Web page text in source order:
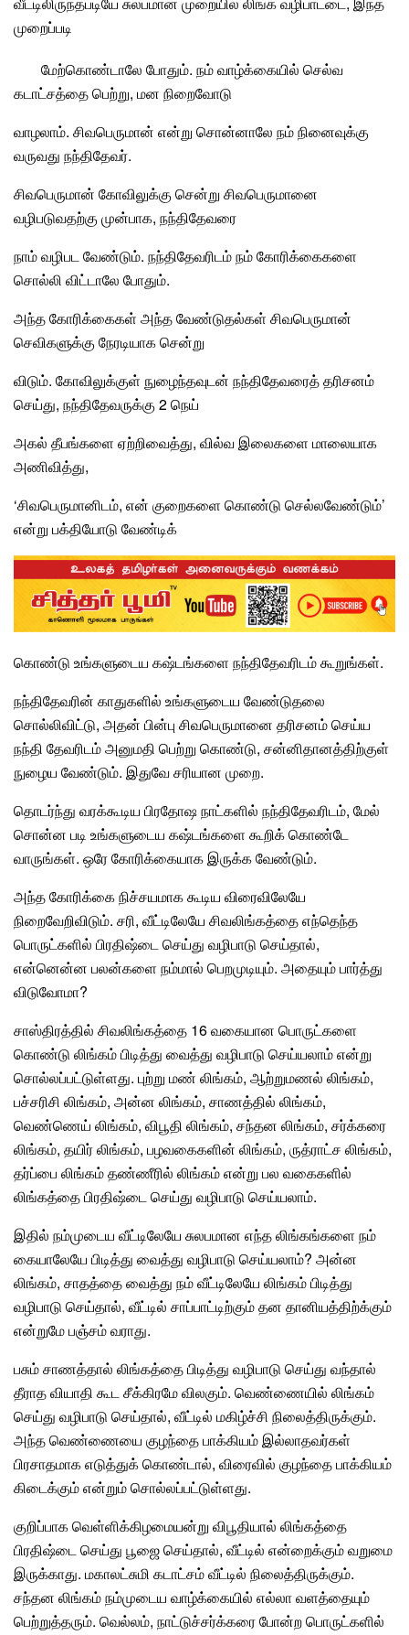
முறைப்படி
மேற்கொண்டாலே போதும். நம் வாழ்க்கையில் செல்வ
கடாட்சத்தை பெற்று, மன நிறைவோடு
வாழலாம். சிவபெருமான் என்று சொன்னாலே நம் நினைவுக்கு
வருவது நந்திதேவர்.
சிவபெருமான் கோவிலுக்கு சென்று சிவபெருமானை
வழிபடுவதற்கு முன்பாக, நந்திதேவரை
நாம் வழிபட வேண்டும். நந்திதேவரிடம் நம் கோரிக்கைகளை
சொல்லி விட்டாலே போதும்.
அந்த கோரிக்கைகள் அந்த வேண்டுதல்கள் சிவபெருமான்
செவிகளுக்கு நேரடியாக சென்று
விடும். கோவிலுக்குள் நுழைந்தவுடன் நந்திதேவரைத் தரிசனம்
செய்து, நந்திதேவருக்கு 2 நெய்
அகல் தீபங்களை ஏற்றிவைத்து, வில்வ இலைகளை மாலையாக
அணிவித்து,
‘சிவபெருமானிடம், என் குறைகளை கொண்டு செல்லவேண்டும்’
என்று பக்தியோடு வேண்டிக்
கொண்டு உங்களுடைய கஷ்டங்களை நந்திதேவரிடம் கூறுங்கள்.
நந்திதேவரின் காதுகளில் உங்களுடைய வேண்டுதலை
சொல்லிவிட்டு, அதன் பின்பு சிவபெருமானை தரிசனம் செய்ய
நந்தி தேவரிடம் அனுமதி பெற்று கொண்டு, சன்னிதானத்திற்குள்
நுழைய வேண்டும். இதுவே சரியான முறை.
தொடர்ந்து வரக்கூடிய பிரதோஷ நாட்களில் நந்திதேவரிடம், மேல்
சொன்ன படி உங்களுடைய கஷ்டங்களை கூறிக் கொண்டே
வாருங்கள். ஒரே கோரிக்கையாக இருக்க வேண்டும்.
அந்த கோரிக்கை நிச்சயமாக கூடிய விரைவிலேயே
நிறைவேறிவிடும். சரி, வீட்டிலேயே சிவலிங்கத்தை எந்தெந்த
பொருட்களில் பிரதிஷ்டை செய்து வழிபாடு செய்தால்,
என்னென்ன பலன்களை நம்மால் பெறமுடியும். அதையும் பார்த்து
விடுவோமா?
சாஸ்திரத்தில் சிவலிங்கத்தை 16 வகையான பொருட்களை
கொண்டு லிங்கம் பிடித்து வைத்து வழிபாடு செய்யலாம் என்று
சொல்லப்பட்டுள்ளது. புற்று மண் லிங்கம், ஆற்றுமணல் லிங்கம்,
பச்சரிசி லிங்கம், அன்ன லிங்கம், சாணத்தில் லிங்கம்,
வெண்ணெய் லிங்கம், விபூதி லிங்கம், சந்தன லிங்கம், சர்க்கரை
லிங்கம், தயிர் லிங்கம், பழவகைகளின் லிங்கம், ருத்ராட்ச லிங்கம்,
தர்ப்பை லிங்கம் தண்ணீரில் லிங்கம் என்று பல வகைகளில்
லிங்கத்தை பிரதிஷ்டை செய்து வழிபாடு செய்யலாம்.
இதில் நம்முடைய வீட்டிலேயே சுலபமான எந்த லிங்கங்களை நம்
கையாலேயே பிடித்து வைத்து வழிபாடு செய்யலாம்? அன்ன
லிங்கம், சாதத்தை வைத்து நம் வீட்டிலேயே லிங்கம் பிடித்து
வழிபாடு செய்தால், வீட்டில் சாப்பாட்டிற்கும் தன தானியத்திற்க்கும்
என்றுமே பஞ்சம் வராது.
பசும் சாணத்தால் லிங்கத்தை பிடித்து வழிபாடு செய்து வந்தால்
தீராத வியாதி கூட சீக்கிரமே விலகும். வெண்ணையில் லிங்கம்
செய்து வழிபாடு செய்தால், வீட்டில் மகிழ்ச்சி நிலைத்திருக்கும்.
அந்த வெண்ணையை குழந்தை பாக்கியம்இல்லாதவர்கள்
பிரசாதமாக எடுத்துக் கொண்டால், விரைவில் குழந்தை பாக்கியம்
கிடைக்கும் என்றும் சொல்லப்பட்டுள்ளது.
குறிப்பாக வெள்ளிக்கிழமையன்று விபூதியால் லிங்கத்தை
பிரதிஷ்டை செய்து பூஜைசெய்தால், வீட்டில் என்றைக்கும் வறுமை
இருக்காது. மகாலட்சுமி கடாட்சம் வீட்டில் நிலைத்திருக்கும்.
சந்தன லிங்கம் நம்முடைய வாழ்க்கையில் எல்லா வளத்தையும்
பெற்றுத்தரும். வெல்லம், நாட்டுச்சர்க்கரை போன்ற பொருட்களில்